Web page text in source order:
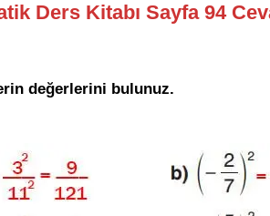
Ders Kitabı Sayfa 94
değerlerini bulunuz.